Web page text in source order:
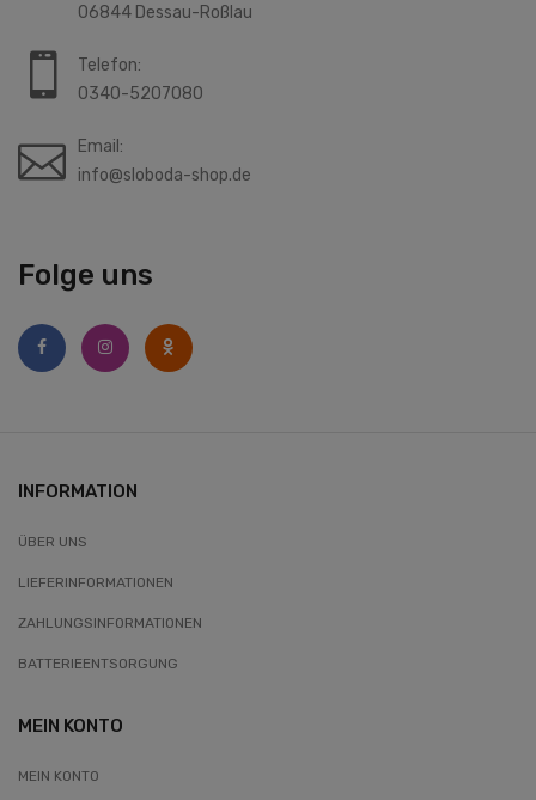
Folge uns
06844 Dessau-Roßlau
Telefon:
0340-5207080
Email:
info@sloboda-shop.de
INFORMATION
ÜBER UNS
LIEFERINFORMATIONEN
ZAHLUNGSINFORMATIONEN
BATTERIEENTSORGUNG
MEIN KONTO
MEIN KONTO